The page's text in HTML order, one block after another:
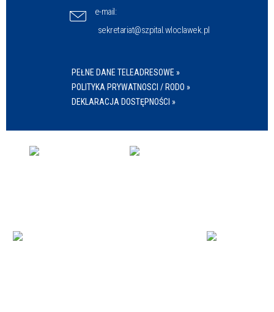
e-mail:
sekretariat@szpital.wloclawek.pl
PEŁNE DANE TELEADRESOWE »
POLITYKA PRYWATNOSCI / RODO »
DEKLARACJA DOSTĘPNOŚCI »